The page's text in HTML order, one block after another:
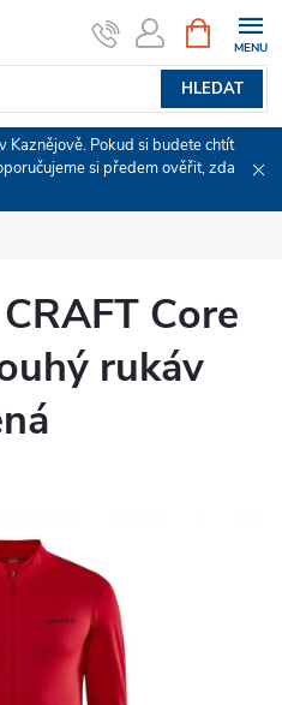
HLEDAT
NÁKUPNÍ
KOŠÍK
Kaznějově. Pokud si budete chtít
si předem ověřit, zda
Core
rukáv